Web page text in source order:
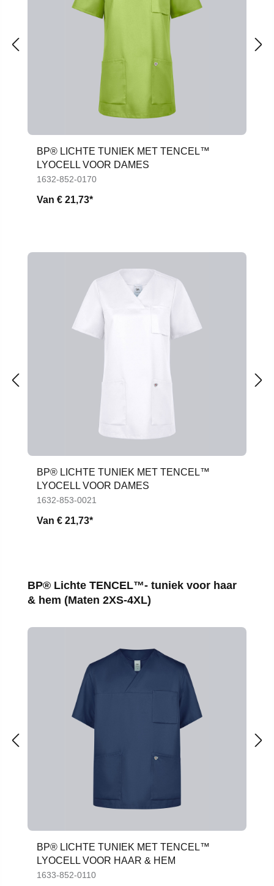
BP® LICHTE TUNIEK MET TENCEL™
LYOCELL VOOR DAMES
1632-852-0170
Van € 21,73*
BP® LICHTE TUNIEK MET TENCEL™
LYOCELL VOOR DAMES
1632-853-0021
Van € 21,73*
Productgalerij overslaan
BP® Lichte TENCEL™- tuniek voor haar
& hem (Maten 2XS-4XL)
BP® LICHTE TUNIEK MET TENCEL™
LYOCELL VOOR HAAR & HEM
1633-852-0110